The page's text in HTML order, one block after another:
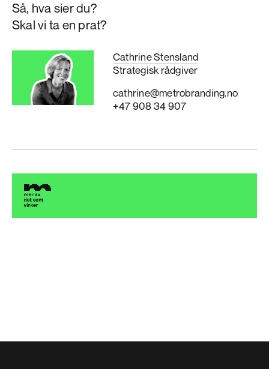
Så, hva sier du?
Skal vi ta en prat?
Cathrine Stensland
Strategisk rådgiver
cathrine@metrobranding.no
+47 908 34 907